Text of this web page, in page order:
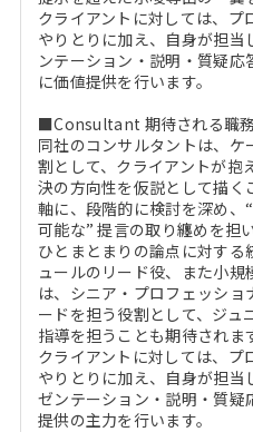
クライアントに対しては、プ
やりとりに加え、自身が担
ンテーション・説明・質疑
に価値提供を行います。
■Consultant 期待される職
同社のコンサルタントは、
割として、クライアントが抱
決の方向性を仮説として描く
軸に、段階的に検討を深め、
可能な” 提言の取り纏めを担い
ひとまとまりの論点に対す
ュールのリード役、また小規
は、シニア・プロフェッショ
ードを担う役割として、ジュ
指導を担うことも期待されま
クライアントに対しては、プ
やりとりに加え、自身が担当
ゼンテーション・説明・質疑
提供の主力を行います。